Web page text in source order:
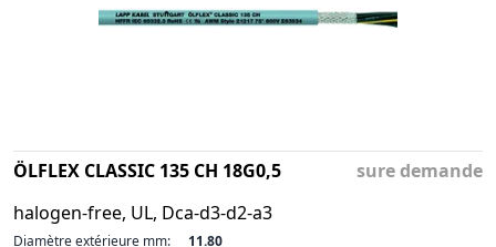
ÖLFLEX CLASSIC 135 CH 18G0,5
halogen-free, UL, Dca-d3-d2-a3
sure demande
Diamètre extérieure mm: 11.80